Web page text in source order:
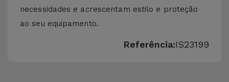
necessidades e acrescentam estilo e proteção
ao seu equipamento.
Referência:IS23199